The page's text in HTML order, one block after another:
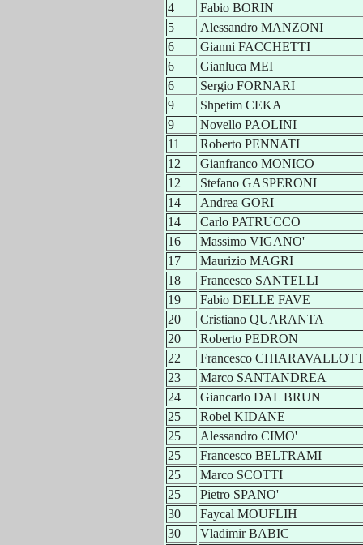
4
Fabio BORIN
5
Alessandro MANZONI
6
Gianni FACCHETTI
6
Gianluca MEI
6
Sergio FORNARI
9
Shpetim CEKA
9
Novello PAOLINI
11
Roberto PENNATI
12
Gianfranco MONICO
12
Stefano GASPERONI
14
Andrea GORI
14
Carlo PATRUCCO
16
Massimo VIGANO'
17
Maurizio MAGRI
18
Francesco SANTELLI
19
Fabio DELLE FAVE
20
Cristiano QUARANTA
20
Roberto PEDRON
22
Francesco
23
Marco SANTANDREA
24
Giancarlo DAL BRUN
25
Robel KIDANE
25
Alessandro CIMO'
25
Francesco BELTRAMI
25
Marco SCOTTI
25
Pietro SPANO'
30
Faycal MOUFLIH
30
Vladimir BABIC